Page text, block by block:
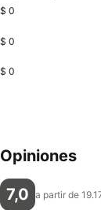
$ 0
$ 0
$ 0
Opiniones
7,0 a partir de